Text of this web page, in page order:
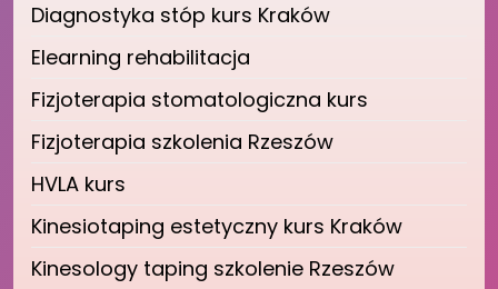
Diagnostyka stóp kurs Kraków
Elearning rehabilitacja
Fizjoterapia stomatologiczna kurs
Fizjoterapia szkolenia Rzeszów
HVLA kurs
Kinesiotaping estetyczny kurs Kraków
Kinesology taping szkolenie Rzeszów